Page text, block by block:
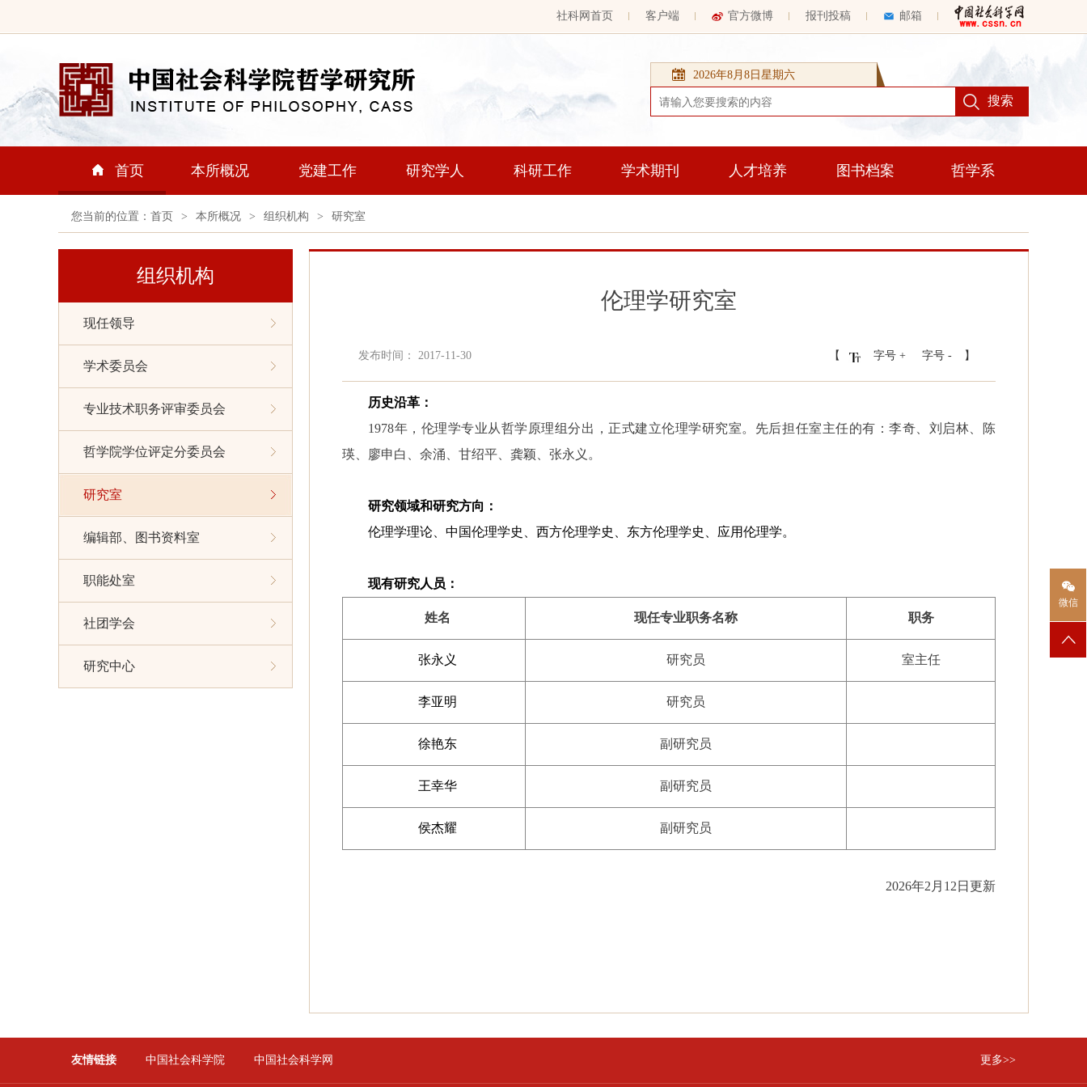
社科网首页 客户端 官方微博 报刊投稿 邮箱
2026年8月8日星期六
首页 本所概况 党建工作 研究学人 科研工作 学术期刊 人才培养 图书档案 哲学系
您当前的位置： 首页 > 本所概况 > 组织机构 > 研究室
组织机构
现任领导
学术委员会
专业技术职务评审委员会
哲学院学位评定分委员会
研究室
编辑部、图书资料室
职能处室
社团学会
研究中心
伦理学研究室
发布时间： 2017-11-30 【 字号 + 字号 - 】
历史沿革：
1978年，伦理学专业从哲学原理组分出，正式建立伦理学研究室。先后担任室主任的有：李奇、刘启林、陈
瑛、廖申白、余涌、甘绍平、龚颖、张永义。
研究领域和研究方向：
伦理学理论、中国伦理学史、西方伦理学史、东方伦理学史、应用伦理学。
现有研究人员：
姓名 现任专业职务名称 职务
张永义 研究员 室主任
李亚明 研究员
徐艳东 副研究员
王幸华 副研究员
侯杰耀 副 研究员
2026年2 月 12 日更新
友情链接 中国社会科学院 中国社会科学网 更多>>
微信